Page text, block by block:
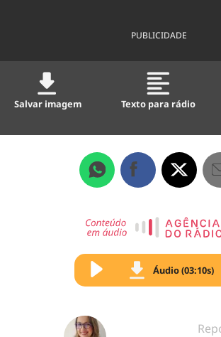
PUBLICIDADE
Salvar imagem Texto para rádio
Áudio (03:10s)